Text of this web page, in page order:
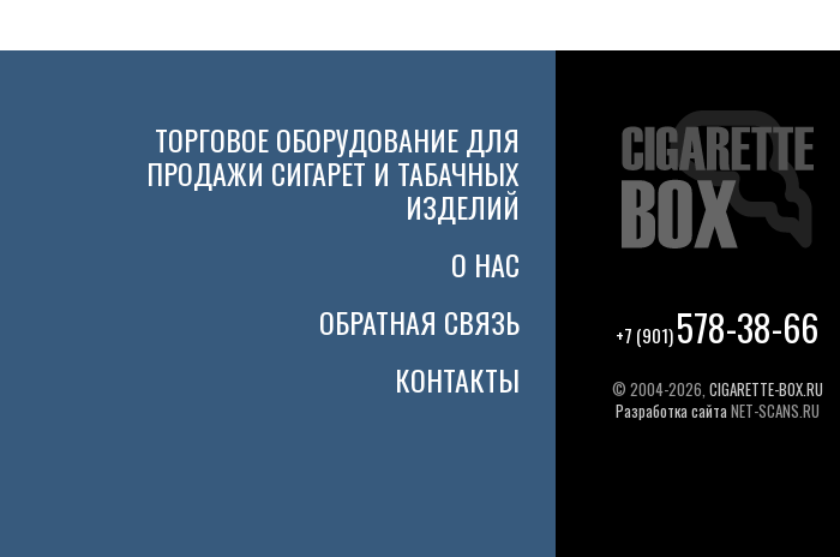
ТОРГОВОЕ ОБОРУДОВАНИЕ ДЛЯ
ПРОДАЖИ СИГАРЕТ И ТАБАЧНЫХ
ИЗДЕЛИЙ
О НАС
ОБРАТНАЯ СВЯЗЬ
КОНТАКТЫ
+7 (901)578-38-66
© 2004-2026, CIGARETTE-BOX.RU
Разработка сайтаNET-SCANS.RU